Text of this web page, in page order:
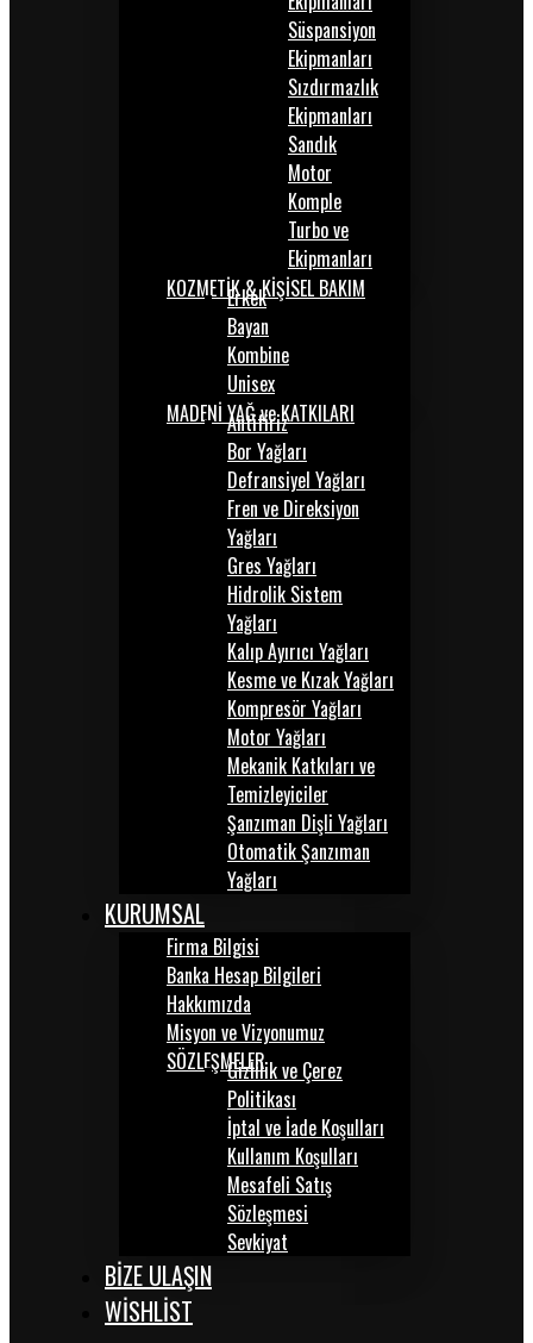
Süspansiyon
Ekipmanları
Sızdırmazlık
Ekipmanları
Sandık
Motor
Komple
Turbo ve
Ekipmanları
KOZMETİK & KİŞİSEL BAKIM
Erkek
Bayan
Kombine
Unisex
MADENİ YAĞ ve KATKILARI
Antifiriz
Bor Yağları
Defransiyel Yağları
Fren ve Direksiyon
Yağları
Gres Yağları
Hidrolik Sistem
Yağları
Kalıp Ayırıcı Yağları
Kesme ve Kızak Yağları
Kompresör Yağları
Motor Yağları
Mekanik Katkıları ve
Temizleyiciler
Şanzıman Dişli Yağları
Otomatik Şanzıman
Yağları
KURUMSAL
Firma Bilgisi
Banka Hesap Bilgileri
Hakkımızda
Misyon ve Vizyonumuz
SÖZLEŞMELERGizlilik ve Çerez
Politikası
İptal ve İade Koşulları
Kullanım Koşulları
Mesafeli Satış
Sözleşmesi
Sevkiyat
BİZE ULAŞIN
WISHLIST